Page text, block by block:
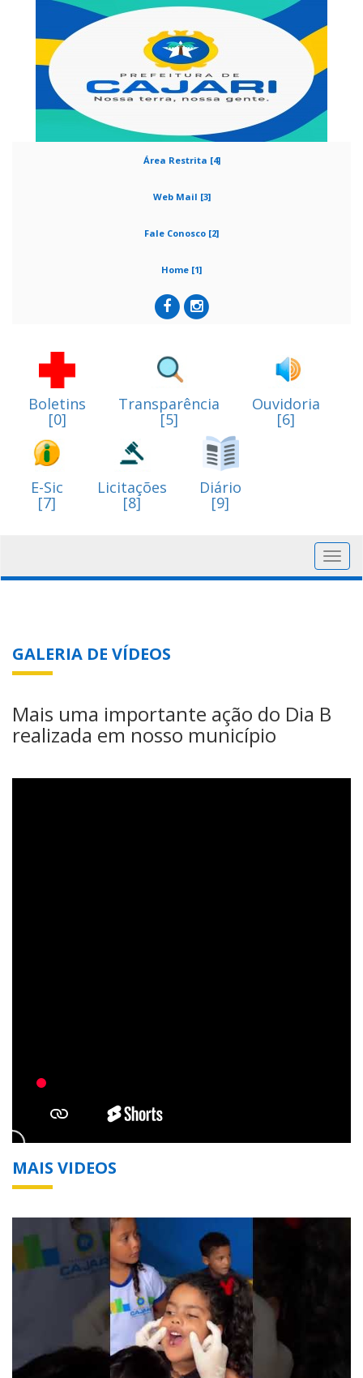
Área Restrita [4]
Web Mail [3]
Fale Conosco [2]
Home [1]
Boletins
[0]
Transparência
[5]
Ouvidoria
[6]
E-Sic
[7]
Licitações
[8]
Diário
[9]
GALERIA DE VÍDEOS
Mais uma importante ação do Dia B
realizada em nosso município
MAIS VIDEOS